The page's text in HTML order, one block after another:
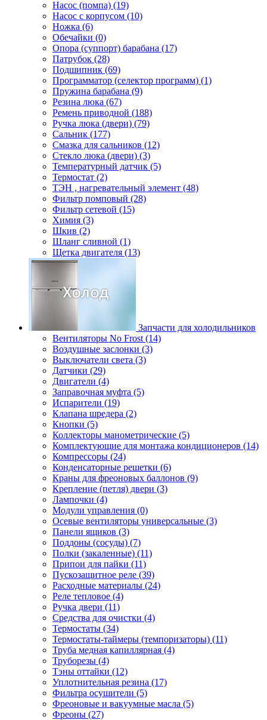
Насос (помпа) (19)
Насос c корпусом (10)
Ножка (6)
Обечайки (0)
Опора (суппорт) барабана (17)
Патрубок (28)
Подшипник (69)
Программатор (селектор программ) (1)
Пружина барабана (9)
Резина люка (67)
Ремень приводной (188)
Ручка люка (двери) (79)
Сальник (177)
Смазка для сальников (12)
Стекло люка (двери) (3)
Температурный датчик (5)
Термостат (2)
ТЭН , нагревательный элемент (48)
Фильтр помповый (28)
Фильтр сетевой (15)
Химия (3)
Шкив (2)
Шланг сливной (1)
Щетка двигателя (13)
Запчасти для холодильников
Вентиляторы No Frost (14)
Воздушные заслонки (3)
Выключатели света (3)
Датчики (29)
Двигатели (4)
Заправочная муфта (5)
Испарители (19)
Клапана шредера (2)
Кнопки (5)
Коллекторы манометрические (5)
Комплектующие для монтажа кондиционеров (14)
Компрессоры (24)
Конденсаторные решетки (6)
Краны для фреоновых баллонов (9)
Крепление (петля) двери (3)
Лампочки (4)
Модули управления (0)
Осевые вентиляторы универсальные (3)
Панели ящиков (3)
Поддоны (сосуды) (7)
Полки (закаленные) (11)
Припои для пайки (11)
Пускозащитное реле (39)
Расходные материалы (24)
Реле тепловое (4)
Ручка двери (11)
Средства для очистки (4)
Термостаты (34)
Термостаты-таймеры (темпоризаторы) (11)
Труба медная капиллярная (4)
Труборезы (4)
Тэны оттайки (12)
Уплотнительная резина (17)
Фильтра осушители (5)
Фреоновые и вакуумные масла (5)
Фреоны (27)